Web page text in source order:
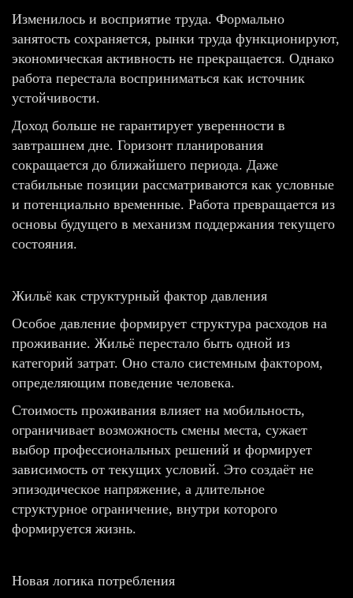
Изменилось и восприятие труда. Формально
занятость сохраняется, рынки труда функционируют,
экономическая активность не прекращается. Однако
работа перестала восприниматься как источник
устойчивости.
Доход больше не гарантирует уверенности в
завтрашнем дне. Горизонт планирования
сокращается до ближайшего периода. Даже
стабильные позиции рассматриваются как условные
и потенциально временные. Работа превращается из
основы будущего в механизм поддержания текущего
состояния.
Жильё как структурный фактор давления
Особое давление формирует структура расходов на
проживание. Жильё перестало быть одной из
категорий затрат. Оно стало системным фактором,
определяющим поведение человека.
Стоимость проживания влияет на мобильность,
ограничивает возможность смены места, сужает
выбор профессиональных решений и формирует
зависимость от текущих условий. Это создаёт не
эпизодическое напряжение, а длительное
структурное ограничение, внутри которого
формируется жизнь.
Новая логика потребления